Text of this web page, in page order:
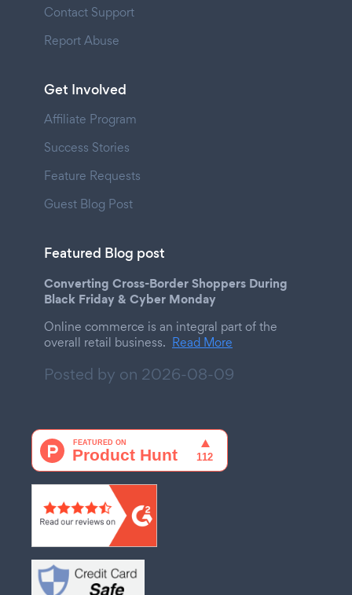
Contact Support
Report Abuse
Get Involved
Affiliate Program
Success Stories
Feature Requests
Guest Blog Post
Featured Blog post
Converting Cross-Border Shoppers During
Black Friday & Cyber Monday
Online commerce is an integral part of the
overall retail business. Read More
Posted by on 2026-08-09